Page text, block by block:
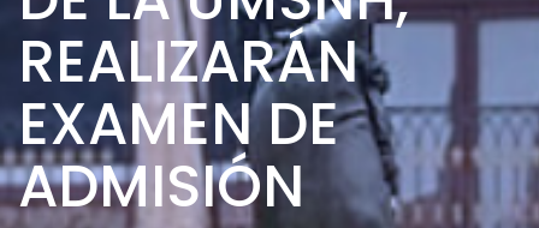
REALIZARÁN
EXAMEN DE
ADMISIÓN